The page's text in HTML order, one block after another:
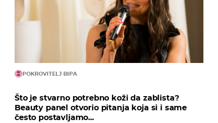
POKROVITELJ BIPA
Što je stvarno potrebno koži da zablista?
Beauty panel otvorio pitanja koja si i same
često postavljamo...